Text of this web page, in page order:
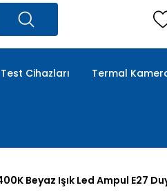
Cihazları Termal
Beyaz Işık Led Ampul E27